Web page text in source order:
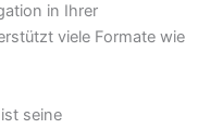
in Ihrer
viele Formate wie
seine